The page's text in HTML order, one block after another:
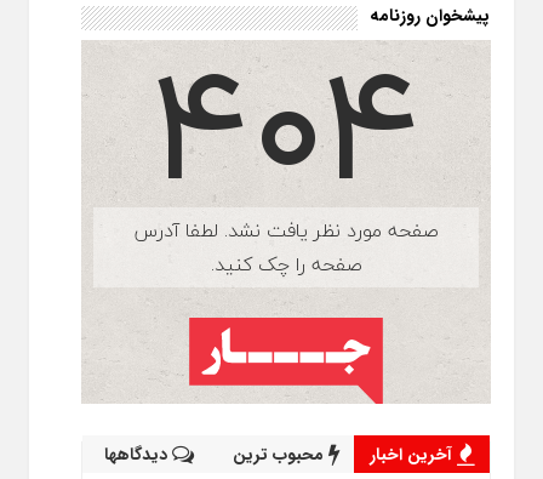
پیشخوان روزنامه
آخرین اخبار محبوب ترین دیدگاهها